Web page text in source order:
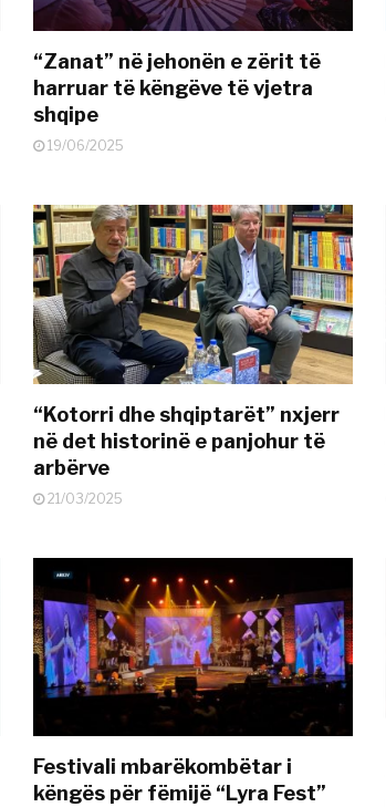
“Zanat” në jehonën e zërit të
harruar të këngëve të vjetra
shqipe
19/06/2025
“Kotorri dhe shqiptarët” nxjerr
në det historinë e panjohur të
arbërve
21/03/2025
Festivali mbarëkombëtar i
këngës për fëmijë “Lyra Fest”